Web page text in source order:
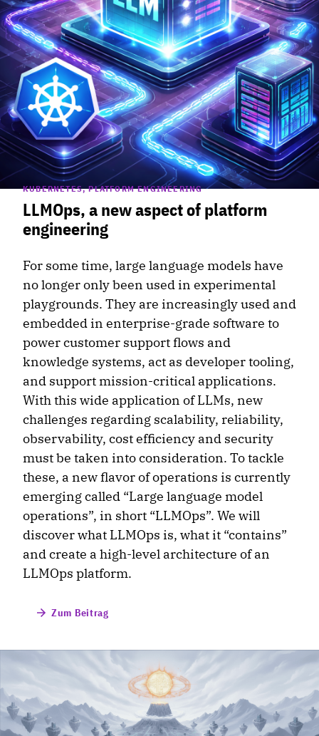
KUBERNETES, PLATFORM ENGINEERING
LLMOps, a new aspect of platform
engineering
For some time, large language models have
no longer only been used in experimental
playgrounds. They are increasingly used and
embedded in enterprise-grade software to
power customer support flows and
knowledge systems, act as developer tooling,
and support mission-critical applications.
With this wide application of LLMs, new
challenges regarding scalability, reliability,
observability, cost efficiency and security
must be taken into consideration. To tackle
these, a new flavor of operations is currently
emerging called “Large language model
operations”, in short “LLMOps”. We will
discover what LLMOps is, what it “contains”
and create a high-level architecture of an
LLMOps platform.
Zum Beitrag